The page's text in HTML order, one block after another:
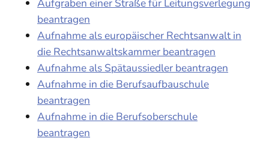
Aufgraben einer Straße für Leitungsverlegung
beantragen
Aufnahme als europäischer Rechtsanwalt in
die Rechtsanwaltskammer beantragen
Aufnahme als Spätaussiedler beantragen
Aufnahme in die Berufsaufbauschule
beantragen
Aufnahme in die Berufsoberschule
beantragen